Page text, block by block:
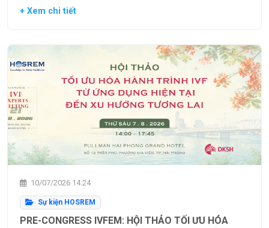
+ Xem chi tiết
10/07/2026 14:24
Sự kiện HOSREM
PRE-CONGRESS IVFEM: HỘI THẢO TỐI ƯU HÓA